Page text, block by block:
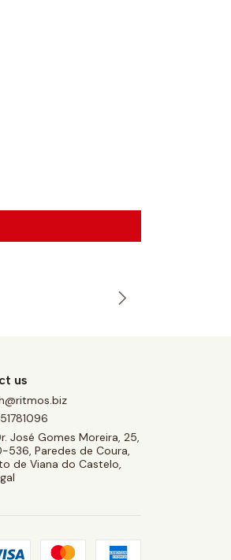
us
José Gomes Moreira, 25,
536, Paredes de Coura,
de Viana do Castelo,